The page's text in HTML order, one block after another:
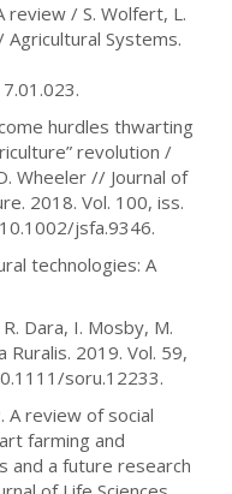
review / S. Wolfert, L.
Agricultural Systems.
hurdles thwarting
revolution /
Wheeler // Journal of
2018. Vol. 100, iss.
jsfa.9346.
technologies: A
Dara, I. Mosby, M.
Ruralis. 2019. Vol. 59,
soru.12233.
A review of social
farming and
and a future research